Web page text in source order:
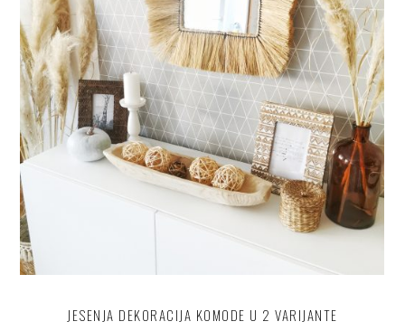
JESENJA DEKORACIJA KOMODE U 2 VARIJANTE